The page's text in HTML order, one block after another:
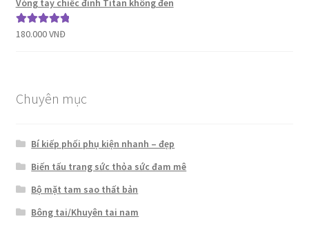
Vòng tay chiếc đinh Titan không đen
Được xếp
180.000VNĐ
Chuyên mục
Bí kiếp phối phụ kiện nhanh – đẹp
Biến tấu trang sức thỏa sức đam mê
Bộ mặt tam sao thất bản
Bông tai/Khuyên tai nam